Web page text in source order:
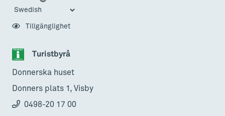
Turistbyrå
Donnerska huset
Donners plats 1, Visby
0498-20 17 00
Tillgänglighet